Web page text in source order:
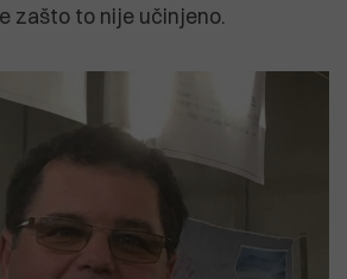
zašto to nije učinjeno.